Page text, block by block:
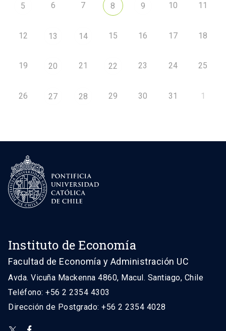
5 6 7 8 9 10 11
12 13 14 15 16 17 18
19 20 21 22 23 24 25
26 27 28 29 30 31 1
Instituto de Economía
Facultad de Economía y Administración UC
Avda. Vicuña Mackenna 4860, Macul. Santiago, Chile
Teléfono: +56 2 2354 4303
Dirección de Postgrado: +56 2 2354 4028